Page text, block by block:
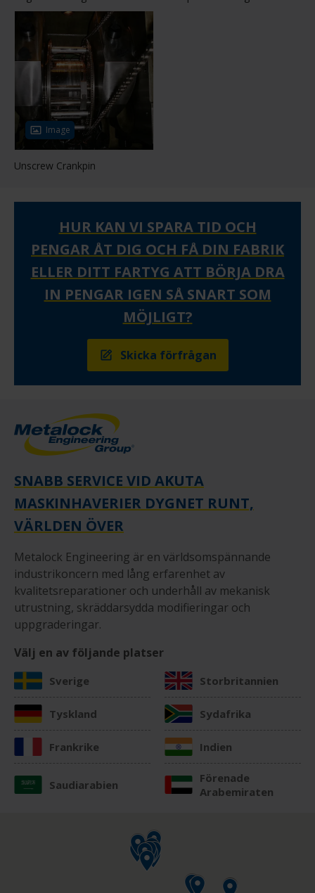
Image
Unscrew Crankpin
HUR KAN VI SPARA TID OCH
PENGAR ÅT DIG OCH FÅ DIN FABRIK
ELLER DITT FARTYG ATT BÖRJA DRA
IN PENGAR IGEN SÅ SNART SOM
MÖJLIGT?
Skicka förfrågan
SNABB SERVICE VID AKUTA
MASKINHAVERIER DYGNET RUNT,
VÄRLDEN ÖVER
Metalock Engineering är en världsomspännande
industrikoncern med lång erfarenhet av
kvalitetsreparationer och underhåll av mekanisk
utrustning, skräddarsydda modifieringar och
uppgraderingar.
Välj en av följande platser
Sverige Storbritannien
Tyskland Sydafrika
Frankrike Indien
Saudiarabien
Förenade
Arabemiraten